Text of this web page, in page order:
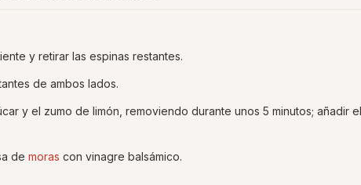
y retirar las espinas restantes.
de ambos lados.
y el zumo de limón, removiendo durante unos 5 minutos; añadir
de moras con vinagre balsámico.